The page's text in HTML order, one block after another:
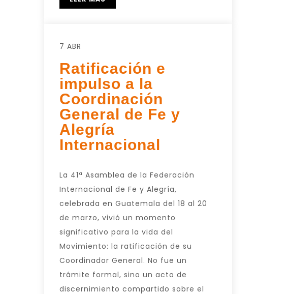
7 ABR
Ratificación e
impulso a la
Coordinación
General de Fe y
Alegría
Internacional
La 41ª Asamblea de la Federación
Internacional de Fe y Alegría,
celebrada en Guatemala del 18 al 20
de marzo, vivió un momento
significativo para la vida del
Movimiento: la ratificación de su
Coordinador General. No fue un
trámite formal, sino un acto de
discernimiento compartido sobre el